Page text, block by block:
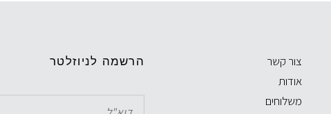
צור קשר
אודות
משלוחים
הרשמה לניוזלטר